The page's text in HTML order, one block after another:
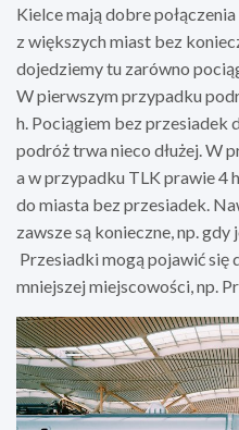
Kielce mają dobre
z większych miast bez
dojedziemy tu zarówno
W pierwszym przypadku
h. Pociągiem bez przesiadek
podróż trwa nieco dłużej. W
a w przypadku TLK prawie 4
do miasta bez przesiadek.
zawsze są konieczne, np. gdy
Przesiadki mogą pojawić się
mniejszej miejscowości, np.